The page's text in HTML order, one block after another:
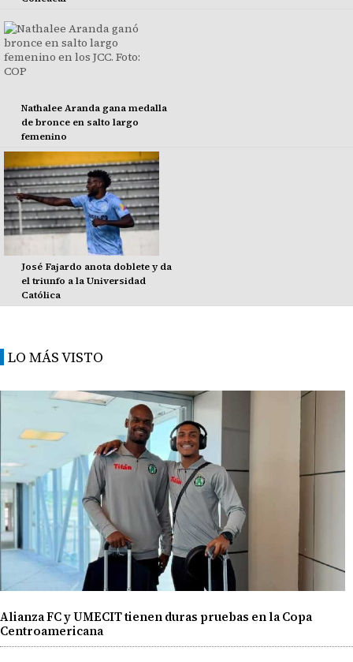
Nathalee Aranda gana medalla
de bronce en salto largo
femenino
José Fajardo anota doblete y da
el triunfo a la Universidad
Católica
LO MÁS VISTO
Alianza FC y UMECIT tienen duras pruebas en la Copa
Centroamericana